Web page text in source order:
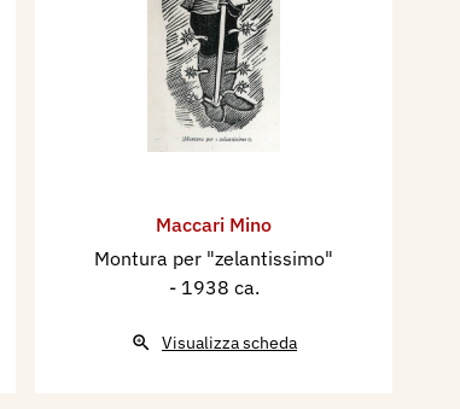
Maccari Mino
Montura per "zelantissimo"
- 1938 ca.
Visualizza scheda